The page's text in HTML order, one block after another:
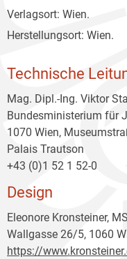
Verlagsort: Wien.
Herstellungsort: Wien.
Technische
Mag. Dipl.-Ing. Viktor
Bundesministerium für
1070 Wien,
Palais Trautson
+43 (0)1 52 1 52-0
Design
Eleonore Kronsteiner,
Wallgasse 26/5, 1060
https://